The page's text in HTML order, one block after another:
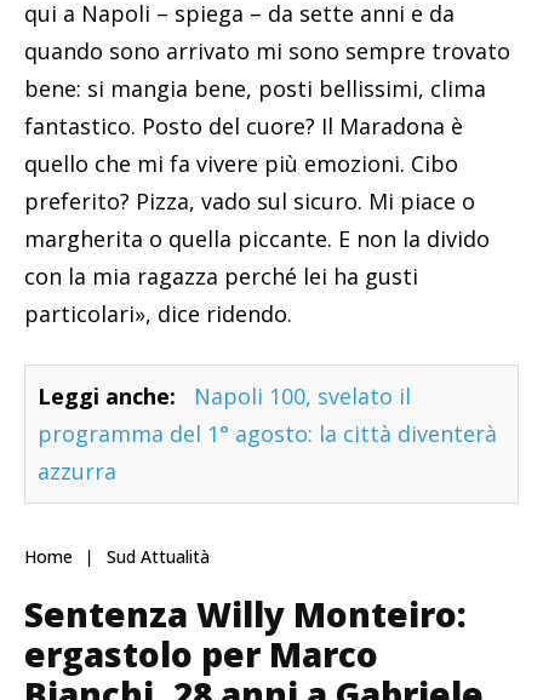
qui a Napoli – spiega – da sette anni e da
quando sono arrivato mi sono sempre trovato
bene: si mangia bene, posti bellissimi, clima
fantastico. Posto del cuore? Il Maradona è
quello che mi fa vivere più emozioni. Cibo
preferito? Pizza, vado sul sicuro. Mi piace o
margherita o quella piccante. E non la divido
con la mia ragazza perché lei ha gusti
particolari», dice ridendo.
Leggi anche:
Napoli 100, svelato il
programma del 1° agosto: la città diventerà
azzurra
Home Sud Attualità
Sentenza Willy Monteiro:
ergastolo per Marco